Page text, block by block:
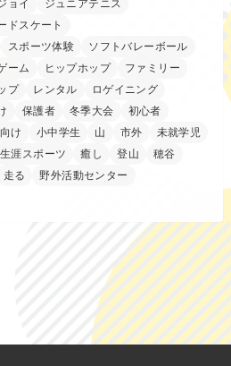
ョイ
ジュニアテニス
ドスケート
スポーツ体験
ソフトバレーボール
ーム ヒップホップ
ファミリー
プ レンタル
ロゲイニング
保護者 冬季大会
初心者
け 小中学生 山 市外
未就学児
生涯スポーツ 癒し 登山
穂谷
走る
野外活動センター